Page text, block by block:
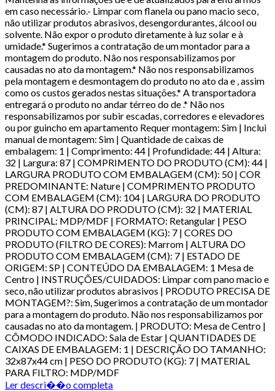
em caso necessário.- Limpar com flanela ou pano macio seco,
não utilizar produtos abrasivos, desengordurantes, álcool ou
solvente. Não expor o produto diretamente à luz solar e à
umidade.* Sugerimos a contratação de um montador para a
montagem do produto. Não nos responsabilizamos por
causadas no ato da montagem.* Não nos responsabilizamos
pela montagem e desmontagem do produto no ato da e , assim
como os custos gerados nestas situações.* A transportadora
entregará o produto no andar térreo do de .* Não nos
responsabilizamos por subir escadas, corredores e elevadores
ou por guincho em apartamento Requer montagem: Sim | Inclui
manual de montagem: Sim | Quantidade de caixas de
embalagem: 1 | Comprimento: 44 | Profundidade: 44 | Altura:
32 | Largura: 87 | COMPRIMENTO DO PRODUTO (CM): 44 |
LARGURA PRODUTO COM EMBALAGEM (CM): 50 | COR
PREDOMINANTE: Nature | COMPRIMENTO PRODUTO
COM EMBALAGEM (CM): 104 | LARGURA DO PRODUTO
(CM): 87 | ALTURA DO PRODUTO (CM): 32 | MATERIAL
PRINCIPAL: MDP/MDF | FORMATO: Retangular | PESO
PRODUTO COM EMBALAGEM (KG): 7 | CORES DO
PRODUTO (FILTRO DE CORES): Marrom | ALTURA DO
PRODUTO COM EMBALAGEM (CM): 7 | ESTADO DE
ORIGEM: SP | CONTEÚDO DA EMBALAGEM: 1 Mesa de
Centro | INSTRUÇÕES/CUIDADOS: Limpar com pano macio e
seco, não utilizar produtos abrasivos | PRODUTO PRECISA DE
MONTAGEM?: Sim, Sugerimos a contratação de um montador
para a montagem do produto. Não nos responsabilizamos por
causadas no ato da montagem. | PRODUTO: Mesa de Centro |
CÔMODO INDICADO: Sala de Estar | QUANTIDADES DE
CAIXAS DE EMBALAGEM: 1 | DESCRIÇÃO DO TAMANHO:
32x87x44 cm | PESO DO PRODUTO (KG): 7 | MATERIAL
PARA FILTRO: MDP/MDF
Ler descri��o completa